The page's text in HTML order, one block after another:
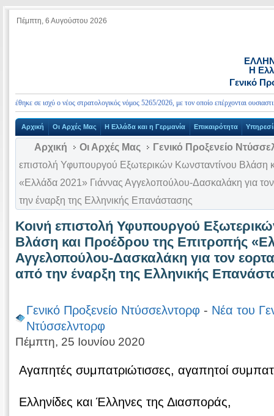
Πέμπτη, 6 Αυγούστου 2026
Η
Γενικό
σε ισχύ ο νέος στρατολογικός νόμος 5265/2026, με τον οποίο επέρχονται ουσιαστικές
Αρχική Οι Αρχές Μας Η Ελλάδα και η Γερμανία Επικαιρότητα
Αρχική Οι Αρχές Μας
Γενικό Προξενείο
επιστολή Υφυπουργού Εξωτερικών Κωνσταντίνου Βλάση
«Ελλάδα 2021» Γιάννας Αγγελοπούλου-Δασκαλάκη για
την έναρξη της Ελληνικής Επανάστασης
Κοινή επιστολή Υφυπουργού
Βλάση και Προέδρου της Επιτροπής
Αγγελοπούλου-Δασκαλάκη για τον
από την έναρξη της Ελληνικής
Γενικό Προξενείο Ντύσσελντορφ - Νέα του
Ντύσσελντορφ
Πέμπτη, 25 Ιουνίου 2020
Αγαπητές συμπατριώτισσες, αγαπητοί
Ελληνίδες και Έλληνες της Διασποράς,